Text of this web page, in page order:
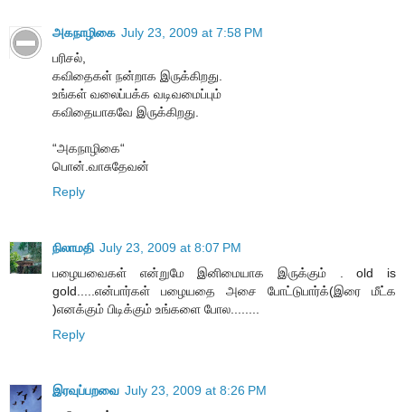
அகநாழிகை July 23, 2009 at 7:58 PM
பரிசல்,
கவிதைகள் நன்றாக இருக்கிறது.
உங்கள் வலைப்பக்க வடிவமைப்பும்
கவிதையாகவே இருக்கிறது.
“அகநாழிகை“
பொன்.வாசுதேவன்
Reply
நிலாமதி July 23, 2009 at 8:07 PM
பழையவைகள் என்றுமே இனிமையாக இருக்கும் . old is
gold.....என்பார்கள் பழையதை அசை போட்டுபார்க்(இரை மீட்க
)எனக்கும் பிடிக்கும் உங்களை போல........
Reply
இரவுப்பறவை July 23, 2009 at 8:26 PM